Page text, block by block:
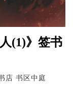
(1)》签书
店 书区中庭